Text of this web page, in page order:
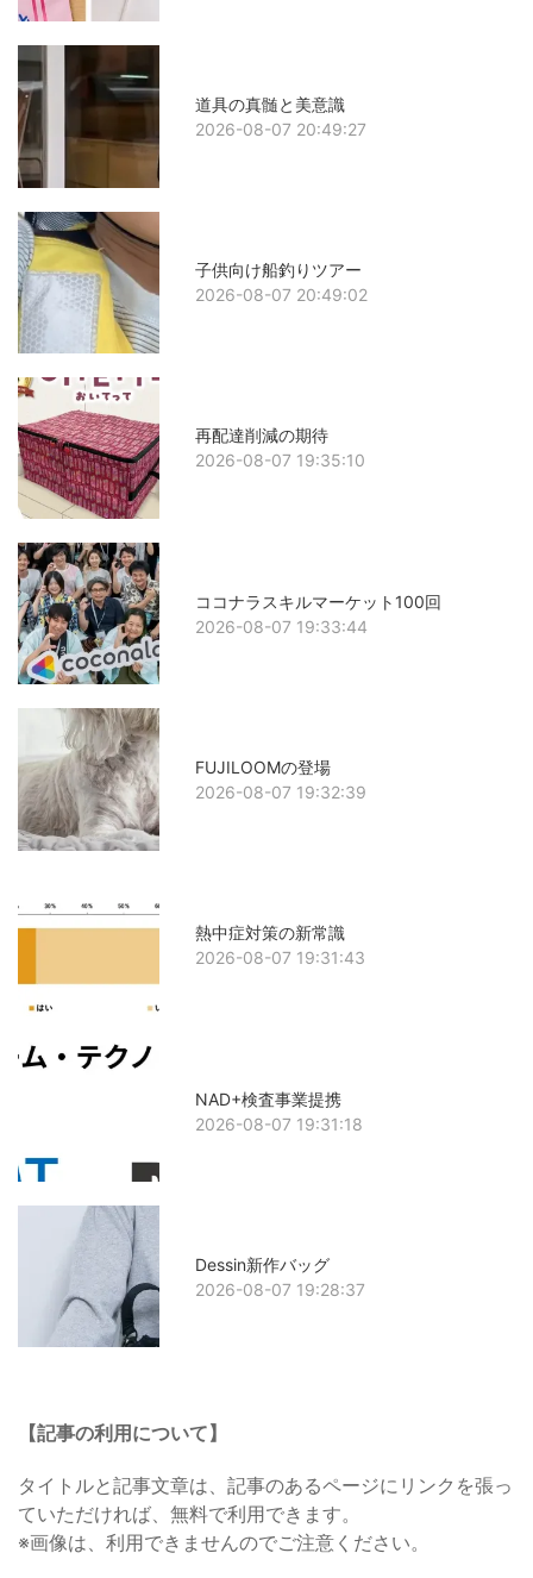
道具の真髄と美意識
2026-08-07 20:49:27
子供向け船釣りツアー
2026-08-07 20:49:02
再配達削減の期待
2026-08-07 19:35:10
ココナラスキルマーケット100回
2026-08-07 19:33:44
FUJILOOMの登場
2026-08-07 19:32:39
熱中症対策の新常識
2026-08-07 19:31:43
NAD+検査事業提携
2026-08-07 19:31:18
Dessin新作バッグ
2026-08-07 19:28:37
【記事の利用について】
タイトルと記事文章は、記事のあるページにリンクを張っ
ていただければ、無料で利用できます。
※画像は、利用できませんのでご注意ください。